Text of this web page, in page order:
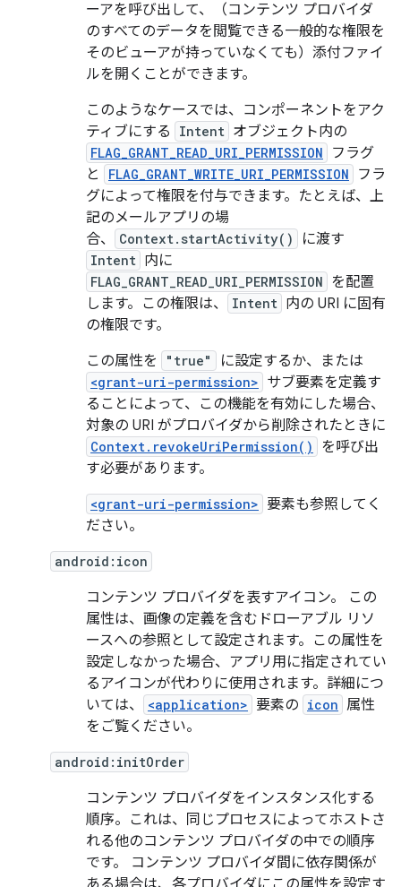
ーアを呼び出して、（コンテンツ プロバイダ
のすべてのデータを閲覧できる一般的な権限を
そのビューアが持っていなくても）添付ファイ
ルを開くことができます。
このようなケースでは、コンポーネントをアク
ティブにする
Intent オブジェクト内の
FLAG_GRANT_READ_URI_PERMISSION
フラグ
と
FLAG_GRANT_WRITE_URI_PERMISSION
フラ
グによって権限を付与できます。たとえば、上
記のメールアプリの場
合、
Context.startActivity() に渡す
Intent 内に
FLAG_GRANT_READ_URI_PERMISSION を配置
します。この権限は、
Intent 内の URI に固有
の権限です。
この属性を
"true" に設定するか、または
<grant-uri-permission> サブ要素を定義す
ることによって、この機能を有効にした場合、
対象の URI がプロバイダから削除されたときに
Context.revokeUriPermission()
を呼び出
す必要があります。
<grant-uri-permission> 要素も参照してく
ださい。
android:icon
コンテンツ プロバイダを表すアイコン。 この
属性は、画像の定義を含むドローアブル リソ
ースへの参照として設定されます。この属性を
設定しなかった場合、アプリ用に指定されてい
るアイコンが代わりに使用されます。詳細につ
いては、
<application> 要素の icon 属性
をご覧ください。
android:initOrder
コンテンツ プロバイダをインスタンス化する
順序。これは、同じプロセスによってホストさ
れる他のコンテンツ プロバイダの中での順序
です。 コンテンツ プロバイダ間に依存関係が